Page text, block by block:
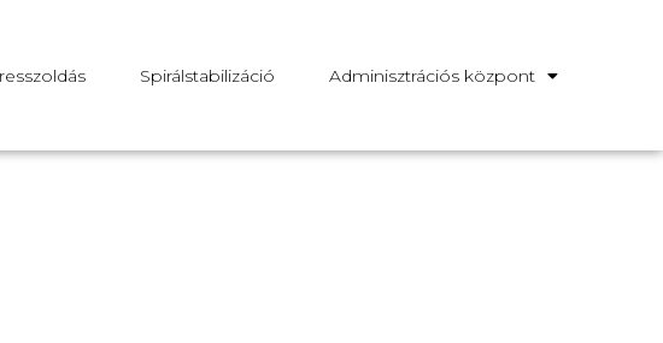
Spirálstabilizáció Adminisztrációs központ